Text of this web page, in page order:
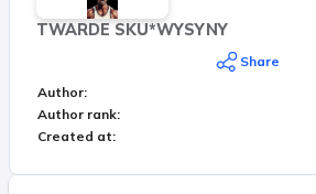
TWARDE SKU*WYSYNY
Share
Author:
Author rank:
Created at: